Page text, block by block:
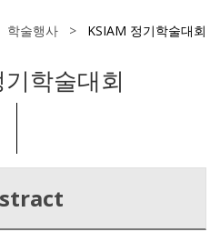
술행사 > KSIAM 정기학술대회
기학술대회